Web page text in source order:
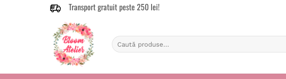
Transport gratuit peste 250 lei!
Caută
după: